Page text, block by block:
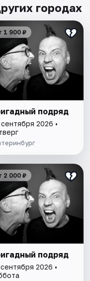
городах
1 900 ₽
подряд
2026 •
2 000 ₽
подряд
2026 •